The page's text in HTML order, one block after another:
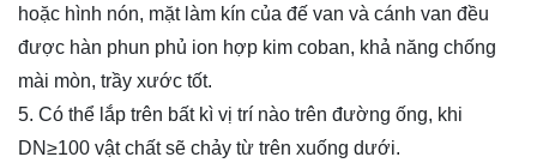
hoặc hình nón, mặt làm kín của đế van và cánh van đều
được hàn phun phủ ion hợp kim coban, khả năng chống
mài mòn, trầy xước tốt.
5. Có thể lắp trên bất kì vị trí nào trên đường ống, khi
DN≥100 vật chất sẽ chảy từ trên xuống dưới.